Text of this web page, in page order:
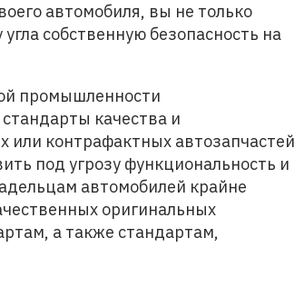
автомобиля, вы не только
собственную безопасность на
промышленности
качества и
или контрафактных автозапчастей
под угрозу функциональность и
автомобилей крайне
оригинальных
а также стандартам,